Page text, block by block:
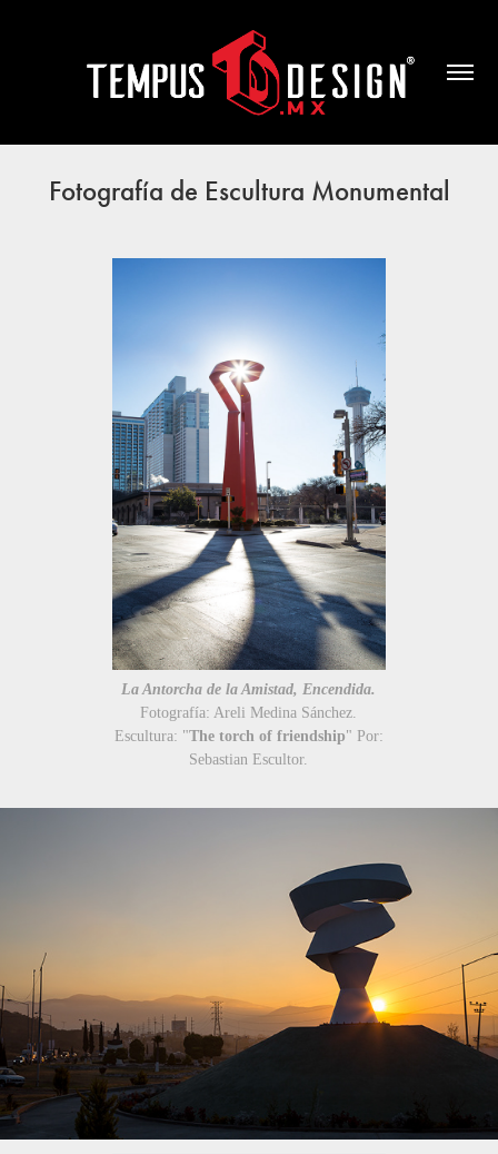
Fotografía de Escultura Monumental
La Antorcha de la Amistad, Encendida.
Fotografía: Areli Medina Sánchez.
Escultura: "The torch of friendship" Por:
Sebastian Escultor.